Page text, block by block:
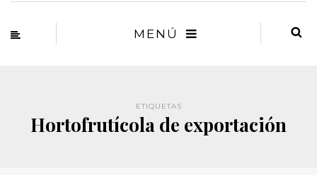
MENÚ
ETIQUETAS
Hortofrutícola de exportación